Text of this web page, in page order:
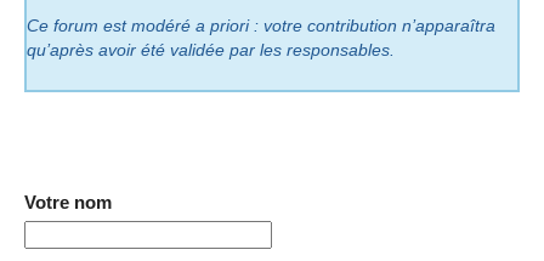
Ce forum est modéré a priori : votre contribution n’apparaîtra
qu’après avoir été validée par les responsables.
Votre nom